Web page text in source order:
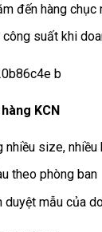
đến hàng chục
suất khi
KCN
size, nhiều
theo phòng ban
duyệt mẫu của